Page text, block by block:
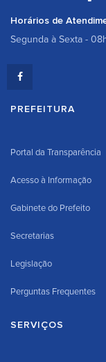
Horários de
Segunda à Sexta -
PREFEITURA
Portal da Transparência
Acesso à Informação
Gabinete do Prefeito
Secretarias
Legislação
Perguntas Frequentes
SERVIÇOS